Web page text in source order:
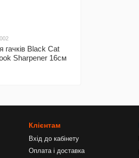
гачків Black Cat
Sharpener 16см
Клієнтам
Вхід до кабінету
Оплата і доставка